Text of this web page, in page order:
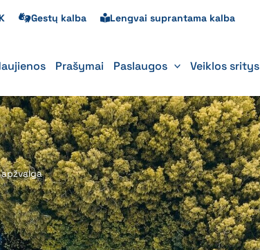
Gestų kalba Lengvai suprantama kalba
Prašymai Paslaugos Veiklos sritys